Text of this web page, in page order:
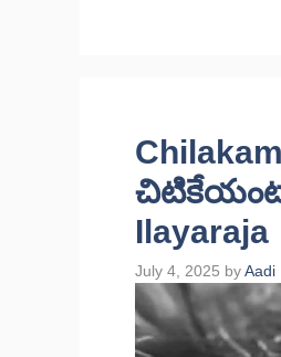
Ilayaraja
July 4, 2025 byAadi